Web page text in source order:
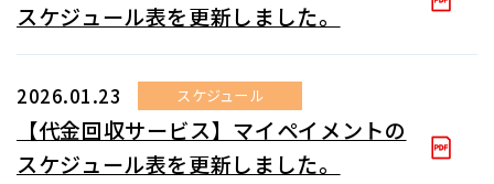
スケジュール表を更新しました。
2026.01.23 スケジュール
【代金回収サービス】マイペイメントの
スケジュール表を更新しました。